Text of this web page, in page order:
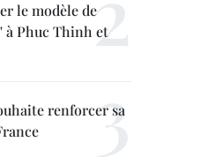
le modèle de
à Phuc Thinh et
renforcer sa